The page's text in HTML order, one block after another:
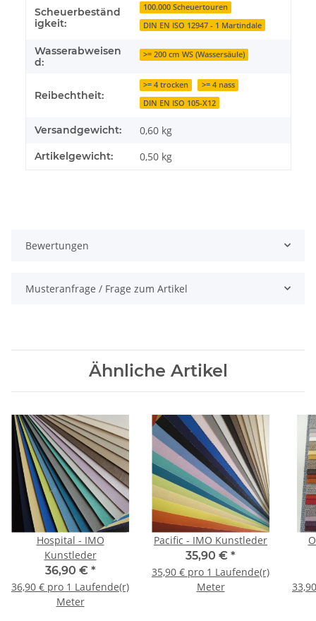
Scheuerbeständ
igkeit:
100.000 Scheuertouren
DIN EN ISO 12947 - 1 Martindale
Wasserabweisen
d:
>= 200 cm WS (Wassersäule)
Reibechtheit:
>= 4 trocken
>= 4 nass
DIN EN ISO 105-X12
Versandgewicht: 0,60 kg
Artikelgewicht: 0,50 kg
Bewertungen
Musteranfrage / Frage zum Artikel
Ähnliche Artikel
Hospital - IMO
Kunstleder
36,90 € *
36,90 € pro 1 Laufende(r)
Meter
Pacific - IMO Kunstleder
35,90 € *
35,90 € pro 1 Laufende(r)
Meter